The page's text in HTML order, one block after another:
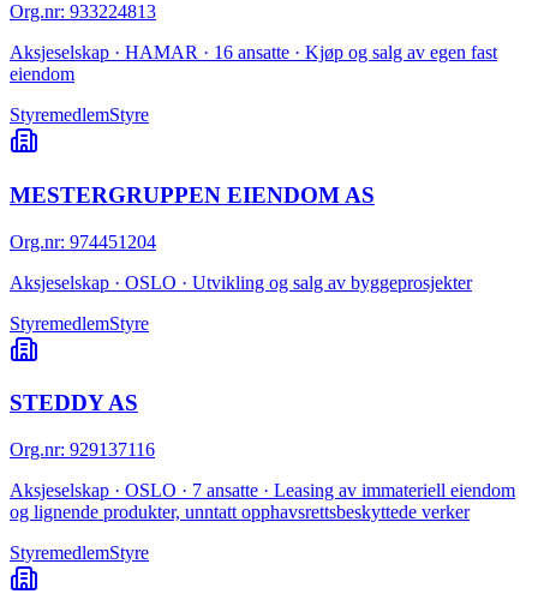
Org.nr: 933224813
Aksjeselskap · HAMAR · 16 ansatte · Kjøp og salg av egen fast
eiendom
StyremedlemStyre
MESTERGRUPPEN EIENDOM AS
Org.nr: 974451204
Aksjeselskap · OSLO · Utvikling og salg av byggeprosjekter
StyremedlemStyre
STEDDY AS
Org.nr: 929137116
Aksjeselskap · OSLO · 7 ansatte · Leasing av immateriell eiendom
og lignende produkter, unntatt opphavsrettsbeskyttede verker
StyremedlemStyre